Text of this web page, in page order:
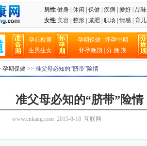
男性 健身| 休闲 保健 疾病| 爱好| 品味
女性 美容| 整形| 减肥| 职场 |情感| 育儿
孕前检查
生男生女
孕期保健 |怀孕中期
怀孕晚期
分 娩 期
孕期保健 >> 准父母必知的“脐带”险情
准父母必知的“脐带”险情
www.cnkang.com 2015-8-18 互联网